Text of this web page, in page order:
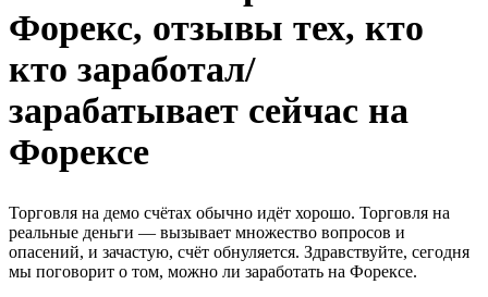
Форекс, отзывы тех, кто
кто заработал/
зарабатывает сейчас на
Форексе
Торговля на демо счётах обычно идёт хорошо. Торговля на
реальные деньги — вызывает множество вопросов и
опасений, и зачастую, счёт обнуляется. Здравствуйте, сегодня
мы поговорит о том, можно ли заработать на Форексе.